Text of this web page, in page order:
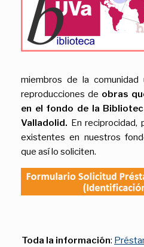
miembros de la comunidad
reproducciones de obras
en el fondo de la
Valladolid. En reciprocidad,
existentes en nuestros
que así lo soliciten.
Toda la información: